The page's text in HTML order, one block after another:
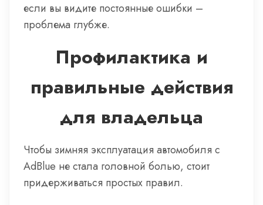
если вы видите постоянные ошибки –
проблема глубже.
Профилактика и
правильные действия
для владельца
Чтобы зимняя эксплуатация автомобиля с
AdBlue не стала головной болью, стоит
придерживаться простых правил.